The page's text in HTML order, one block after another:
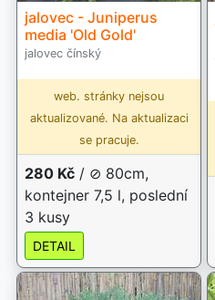
jalovec - Juniperus
media 'Old Gold'
jalovec čínský
web. stránky nejsou
aktualizované. Na aktualizaci
se pracuje.
280 Kč / ⊘ 80cm,
kontejner 7,5 l, poslední
3 kusy
DETAIL